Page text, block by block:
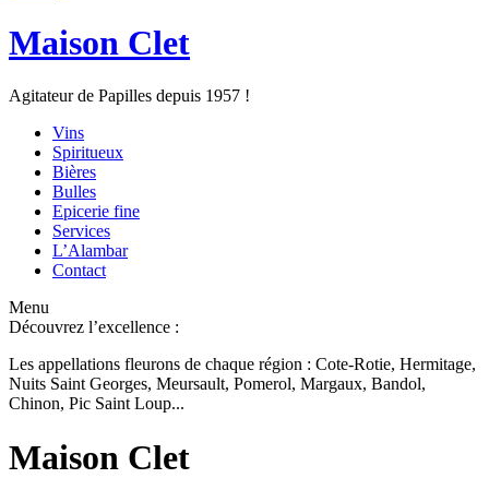
Maison Clet
Agitateur de Papilles depuis 1957 !
Vins
Spiritueux
Bières
Bulles
Epicerie fine
Services
L’Alambar
Contact
Menu
Découvrez l’excellence :
Les appellations fleurons de chaque région : Cote-Rotie, Hermitage,
Nuits Saint Georges, Meursault, Pomerol, Margaux, Bandol,
Chinon, Pic Saint Loup...
Maison Clet